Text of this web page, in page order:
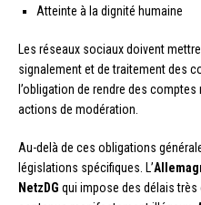
Atteinte à la dignité humaine
Les réseaux sociaux doivent
signalement et de traitement des
l’obligation de rendre des
actions de modération.
Au-delà de ces obligations
législations spécifiques. L’
NetzDG qui impose des délais